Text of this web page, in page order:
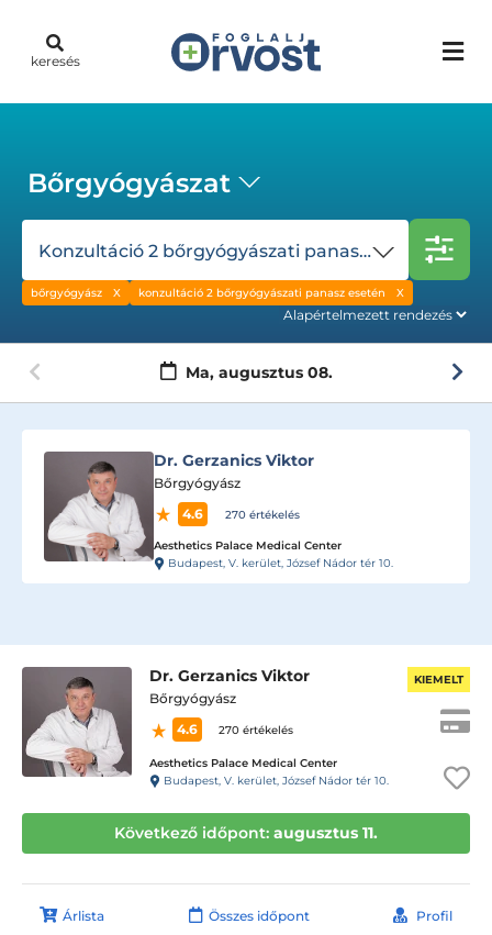
keresés
Bőrgyógyászat
Konzultáció 2 bőrgyógyászati panasz esetén
bőrgyógyász konzultáció 2 bőrgyógyászati panasz esetén
Ma, augusztus 08.
Dr. Gerzanics Viktor
Bőrgyógyász
4.6
270 értékelés
Aesthetics Palace Medical Center
Budapest, V. kerület, József Nádor tér 10.
Dr. Gerzanics Viktor
Bőrgyógyász
4.6
270 értékelés
Aesthetics Palace Medical Center
Budapest, V. kerület, József Nádor tér 10.
KIEMELT
Következő időpont: augusztus 11.
Árlista Összes időpont Profil